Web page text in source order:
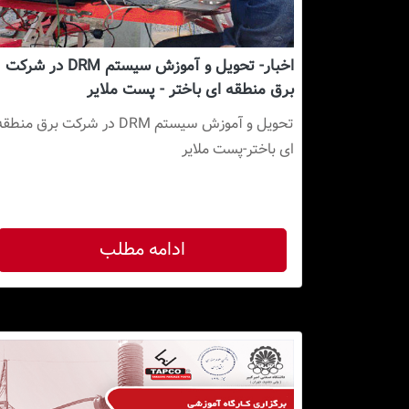
اخبار- تحویل و آموزش سیستم DRM در شرکت
برق منطقه ای باختر - پست ملایر
ای باختر-پست ملایر
ادامه مطلب